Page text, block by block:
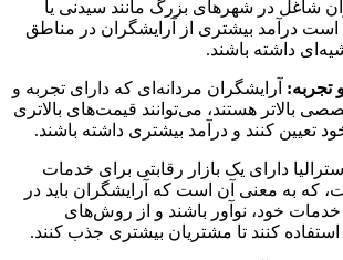
شاغل در شهرهای بزرگ مانند سیدنی یا
درآمد بیشتری از آرایشگران در مناطق
داشته باشند.
آرایشگران مردانه‌ای که دارای تجربه و
بالاتر هستند، می‌توانند قیمت‌های بالاتری
تعیین کنند و درآمد بیشتری داشته باشند.
استرالیا دارای یک بازار رقابتی برای خدمات
که به معنی آن است که آرایشگران باید در
خدمات خود، نوآور باشند و از روش‌های
استفاده کنند تا مشتریان بیشتری جذب کنند.